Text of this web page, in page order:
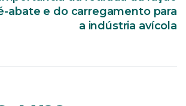
abate e do carregamento para
a indústria avícola